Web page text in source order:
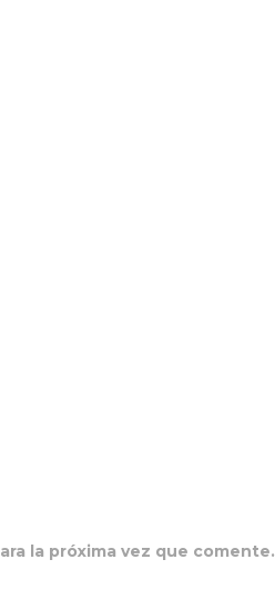
la próxima vez que comente.